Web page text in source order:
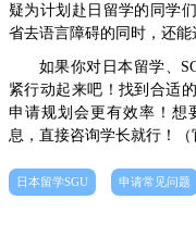
疑为计划赴日留学的同学
省去语言障碍的同时，还能
如果你对日本留学、
紧行动起来吧！找到合适
申请规划会更有效率！想
息，直接咨询学长就行！（
日本留学SGU 申请常见问题